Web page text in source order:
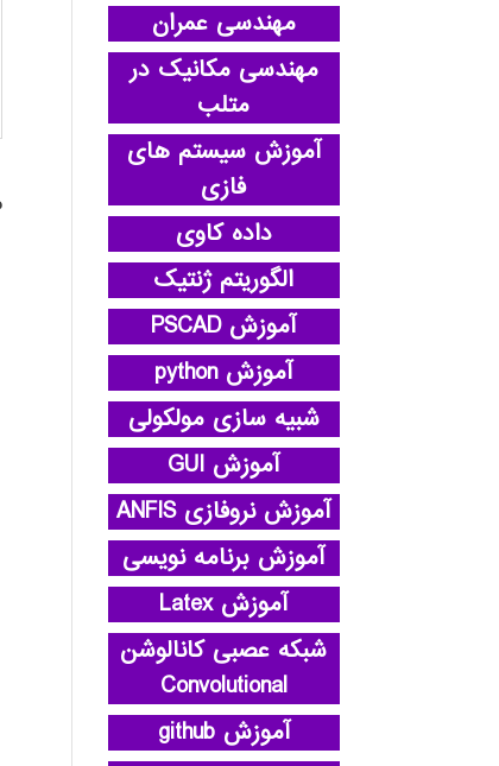
مهندسی عمران
مهندسی مکانیک در
متلب
آموزش سیستم های
فازی
داده کاوی
الگوریتم ژنتیک
آموزش PSCAD
آموزش python
شبیه سازی مولکولی
آموزش GUI
آموزش نروفازی ANFIS
آموزش برنامه نویسی
آموزش Latex
شبکه عصبی کانالوشن
Convolutional
آموزش github